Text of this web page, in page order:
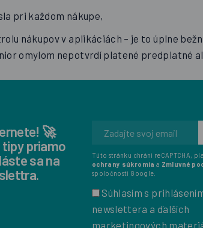
pri každom nákupe,
nákupov v aplikáciách – je to úplne
omylom nepotvrdí platené predplatné
🚀
priamo
sa na
Túto stránku chráni reCAPTCHA,
ochrany súkromia a Zmluvné
spoločnosti Google.
Súhlasím s
newslettera a ďalších
marketingových